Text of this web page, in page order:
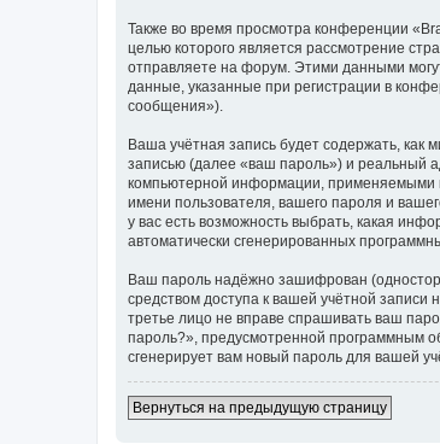
Также во время просмотра конференции
целью которого является рассмотрение
отправляете на форум. Этими данными
данные, указанные при регистрации в
сообщения»).
Ваша учётная запись будет содержать,
записью (далее «ваш пароль») и реальный
компьютерной информации, применяемыми
имени пользователя, вашего пароля и
у вас есть возможность выбрать, какая
автоматически сгенерированных
Ваш пароль надёжно зашифрован
средством доступа к вашей учётной записи
третье лицо не вправе спрашивать ваш
пароль?», предусмотренной программным
сгенерирует вам новый пароль для вашей
Вернуться на предыдущую страницу